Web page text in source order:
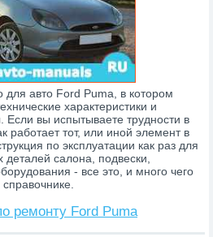
для авто Ford Puma, в котором
характеристики и
вы испытываете трудности в
работает тот, или иной элемент в
по эксплуатации как раз для
салона, подвески,
- все это, и много чего
ремонту Ford Puma